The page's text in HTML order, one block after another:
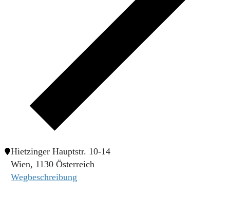
Hietzinger Hauptstr. 10-14
Wien, 1130 Österreich
Wegbeschreibung